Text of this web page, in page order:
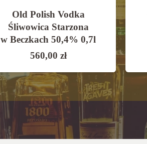
Old Polish Vodka
Śliwowica Starzona
w Beczkach 50,4% 0,7l
560,00 zł